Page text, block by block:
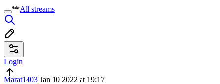
All streams
Login
Marat1403 Jan 10 2022 at 19:17